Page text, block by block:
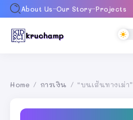
About Us Our Story Projects
Home / การเงิน / “บนเส้นทางเม่า”